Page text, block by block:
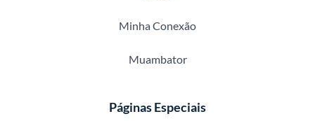
Minha Conexão
Muambator
Páginas Especiais